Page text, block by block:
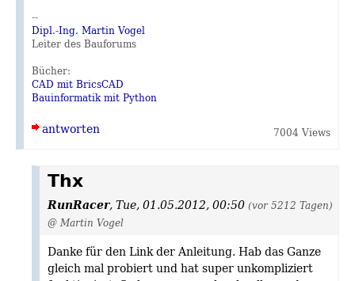
--
Dipl.-Ing. Martin Vogel
Leiter des Bauforums
Bücher:
CAD mit BricsCAD
Bauinformatik mit Python
antworten 7004 Views
Thx
RunRacer,Tue, 01.05.2012, 00:50 (vor 5212 Tagen)
@ Martin Vogel
Danke für den Link der Anleitung. Hab das Ganze
gleich mal probiert und hat super unkompliziert